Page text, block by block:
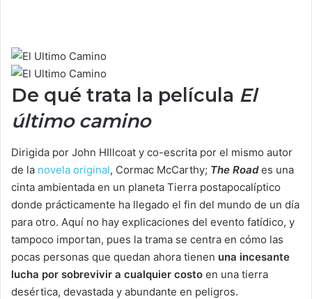
De qué trata la película El
último camino
Dirigida por John HIllcoat y co-escrita por el mismo autor
de la novela original, Cormac McCarthy; The Roades una
cinta ambientada en un planeta Tierra postapocalíptico
donde prácticamente ha llegado el fin del mundo de un día
para otro. Aquí no hay explicaciones del evento fatídico, y
tampoco importan, pues la trama se centra en cómo las
pocas personas que quedan ahora tienen una incesante
lucha por sobrevivir a cualquier costo en una tierra
desértica, devastada y abundante en peligros.